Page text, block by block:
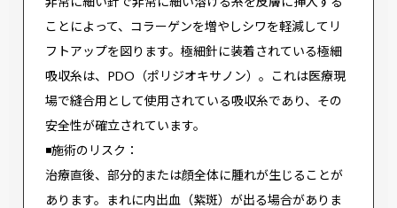
ことによって、コラーゲンを増やしシワを軽減してリ
フトアップを図ります。極細針に装着されている極細
吸収糸は、PDO（ポリジオキサノン）。これは医療現
場で縫合用として使用されている吸収糸であり、その
安全性が確立されています。
◾️施術のリスク：
治療直後、部分的または顔全体に腫れが生じることが
あります。まれに内出血（紫斑）が出る場合がありま